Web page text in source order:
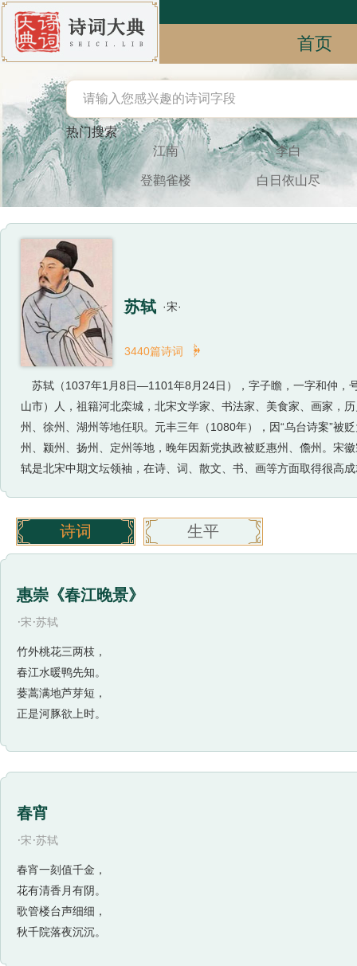
首页
热门搜索
江南
李白
登鹳雀楼 白日依山尽
苏轼 ·宋·
3440篇诗词
苏轼（1037年1月8日—1101年8月24日），字子瞻，一字和仲，
山市）人，祖籍河北栾城，北宋文学家、书法家、美食家、画家，
州、徐州、湖州等地任职。元丰三年（1080年），因“乌台诗案”被
州、颍州、扬州、定州等地，晚年因新党执政被贬惠州、儋州。宋
轼是北宋中期文坛领袖，在诗、词、散文、书、画等方面取得很高
诗词 生平
惠崇《春江晚景》
·宋·苏轼
竹外桃花三两枝，
春江水暖鸭先知。
蒌蒿满地芦芽短，
正是河豚欲上时。
春宵
·宋·苏轼
春宵一刻值千金，
花有清香月有阴。
歌管楼台声细细，
秋千院落夜沉沉。